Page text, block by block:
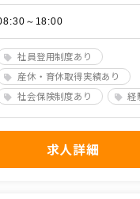
～18:00
社員登用制度あり
産休・育休取得実績あり
社会保険制度あり
経
求人詳細